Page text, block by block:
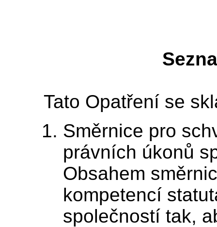
Tato Opatření se
Směrnice pro
právních úkonů
Obsahem
kompetencí
společností tak,